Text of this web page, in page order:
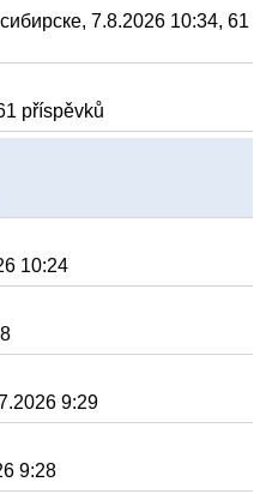
7.8.2026 10:34, 61
příspěvků
10:24
9:29
9:28